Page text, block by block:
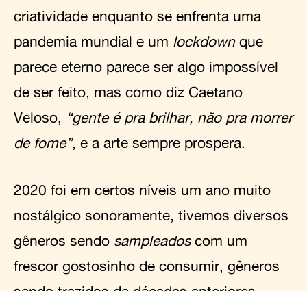
criatividade enquanto se enfrenta uma
pandemia mundial e um lockdownque
parece eterno parece ser algo impossível
de ser feito, mas como diz Caetano
Veloso, “gente é pra brilhar, não pra morrer
de fome”, e a arte sempre prospera.
2020 foi em certos níveis um ano muito
nostálgico sonoramente, tivemos diversos
gêneros sendo sampleadoscom um
frescor gostosinho de consumir, gêneros